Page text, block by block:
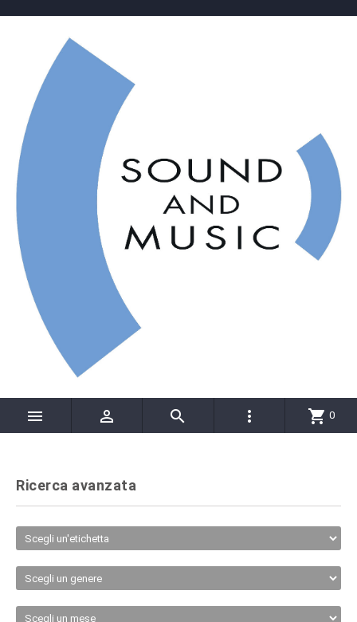
    shopping_cart 0
Ricerca avanzata